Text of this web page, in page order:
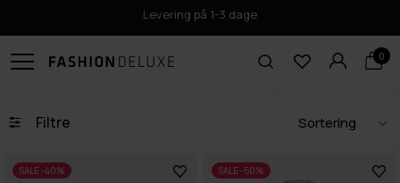
Levering på 1-3 dage
0
Filtre
SALE -40% SALE -50%